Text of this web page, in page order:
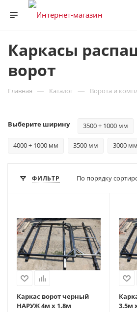
Каркасы
ворот
Главная — Каталог — Ворота и
Выберите ширину 3500 + 1000 мм
4000 + 1000 мм 3500 мм 3000 мм
ФИЛЬТР По порядку
Каркас ворот черный
НАРУЖ 4м х 1.8м
3.5м